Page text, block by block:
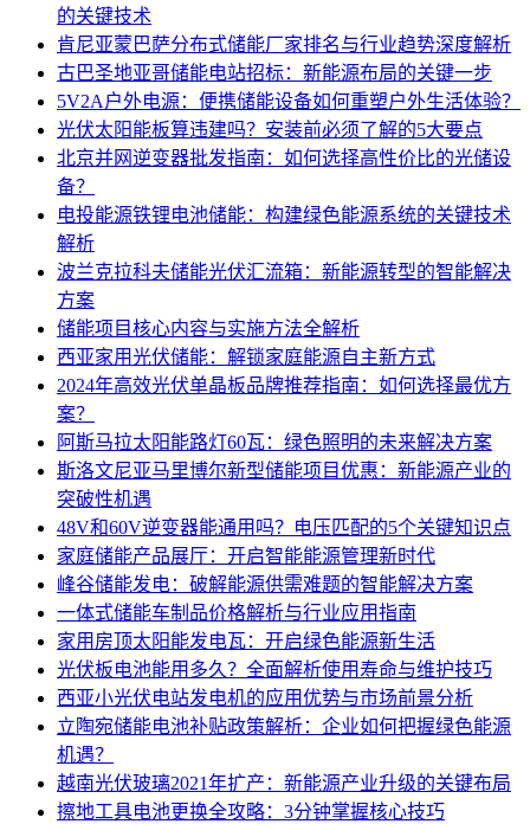
的关键技术
肯尼亚蒙巴萨分布式储能厂家排名与行业趋势深度解析
古巴圣地亚哥储能电站招标：新能源布局的关键一步
5V2A户外电源：便携储能设备如何重塑户外生活体验？
光伏太阳能板算违建吗？安装前必须了解的5大要点
北京并网逆变器批发指南：如何选择高性价比的光储设
备？
电投能源铁锂电池储能：构建绿色能源系统的关键技术
解析
波兰克拉科夫储能光伏汇流箱：新能源转型的智能解决
方案
储能项目核心内容与实施方法全解析
西亚家用光伏储能：解锁家庭能源自主新方式
2024年高效光伏单晶板品牌推荐指南：如何选择最优方
案？
阿斯马拉太阳能路灯60瓦：绿色照明的未来解决方案
斯洛文尼亚马里博尔新型储能项目优惠：新能源产业的
突破性机遇
48V和60V逆变器能通用吗？电压匹配的5个关键知识点
家庭储能产品展厅：开启智能能源管理新时代
峰谷储能发电：破解能源供需难题的智能解决方案
一体式储能车制品价格解析与行业应用指南
家用房顶太阳能发电瓦：开启绿色能源新生活
光伏板电池能用多久？全面解析使用寿命与维护技巧
西亚小光伏电站发电机的应用优势与市场前景分析
立陶宛储能电池补贴政策解析：企业如何把握绿色能源
机遇？
越南光伏玻璃2021年扩产：新能源产业升级的关键布局
擦地工具电池更换全攻略：3分钟掌握核心技巧